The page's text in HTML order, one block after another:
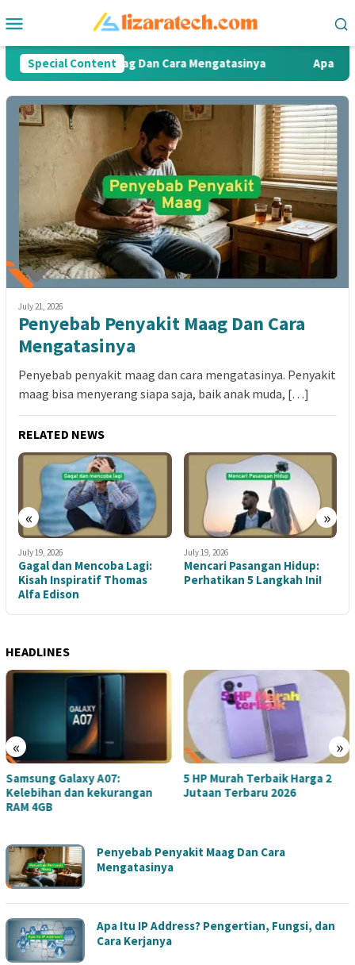
to
contentMenu
Special Content
Penyakit Maag Dan Cara Mengatasinya Apa Itu IP
July 21, 2026
Penyebab Penyakit Maag Dan Cara
Mengatasinya
Penyebab penyakit maag dan cara mengatasinya. Penyakit
maag bisa menyerang siapa saja, baik anak muda, […]
RELATED NEWS
« »
July 19, 2026
Gagal dan Mencoba Lagi:
Kisah Inspiratif Thomas
Alfa Edison
July 19, 2026
Mencari Pasangan Hidup:
Perhatikan 5 Langkah Ini!
HEADLINES
« »
Samsung Galaxy A07:
Kelebihan dan kekurangan
RAM 4GB
5 HP Murah Terbaik Harga 2
Jutaan Terbaru 2026
LIZARATECH
Penyebab Penyakit Maag Dan Cara
Mengatasinya
Apa Itu IP Address? Pengertian, Fungsi, dan
Cara Kerjanya